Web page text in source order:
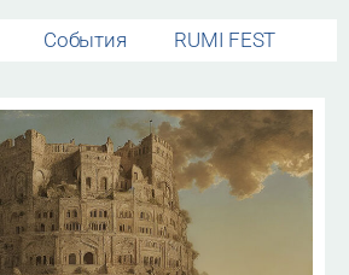
События RUMI FEST